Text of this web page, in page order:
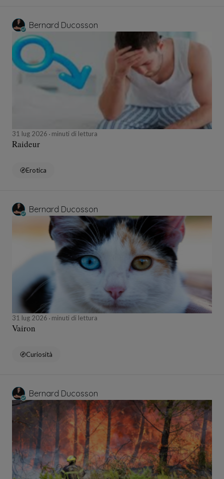
Bernard Ducosson
31 lug 2026 minuti di lettura
Raideur
Erotica
Bernard Ducosson
31 lug 2026 minuti di lettura
Vairon
Curiosità
Bernard Ducosson